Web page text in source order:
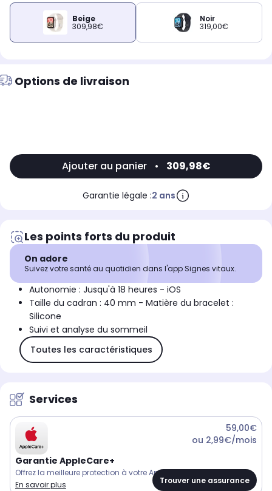
Beige
309,98€
Noir
319,00€
Options de livraison
Ajouter au panier • 309,98€
Garantie légale :2 ans
Les points forts du produit
On adore
Suivez votre santé au quotidien dans l'app Signes vitaux.
Autonomie : Jusqu'à 18 heures - iOS
Taille du cadran : 40 mm - Matière du bracelet :
Silicone
Suivi et analyse du sommeil
Toutes les caractéristiques
Services
Garantie AppleCare+
Offrez la meilleure protection à votre Apple Watch.
En savoir plus
59,00€
ou 2,99€/mois
Trouver une assurance